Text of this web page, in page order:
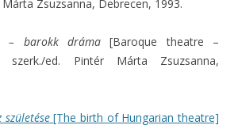
Zsuzsanna, Debrecen, 1993.
– barokk dráma [Baroque theatre –
szerk./ed. Pintér Márta Zsuzsanna,
születése [The birth of Hungarian theatre]